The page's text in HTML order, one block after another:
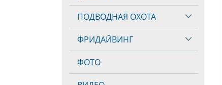
ПОДВОДНАЯ ОХОТА
ФРИДАЙВИНГ
ФОТО